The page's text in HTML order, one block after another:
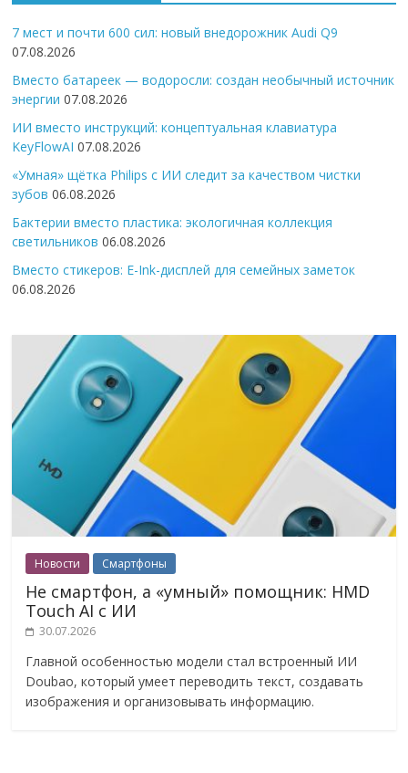
7 мест и почти 600 сил: новый внедорожник Audi Q9
07.08.2026
Вместо батареек — водоросли: создан необычный источник
энергии 07.08.2026
ИИ вместо инструкций: концептуальная клавиатура
KeyFlowAI 07.08.2026
«Умная» щётка Philips с ИИ следит за качеством чистки
зубов 06.08.2026
Бактерии вместо пластика: экологичная коллекция
светильников 06.08.2026
Вместо стикеров: E-Ink-дисплей для семейных заметок
06.08.2026
Новости Смартфоны
Не смартфон, а «умный» помощник: HMD
Touch AI с ИИ
30.07.2026
Главной особенностью модели стал встроенный ИИ
Doubao, который умеет переводить текст, создавать
изображения и организовывать информацию.